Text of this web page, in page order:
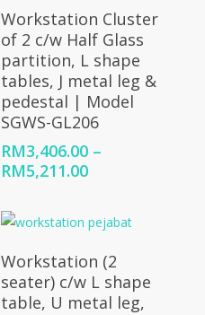
Select Options
Workstation Cluster
of 2 c/w Half Glass
partition, L shape
tables, J metal leg &
pedestal | Model
SGWS-GL206
RM3,406.00 –
RM5,211.00Price
through
Select Options
Workstation (2
seater) c/w L shape
table, U metal leg,